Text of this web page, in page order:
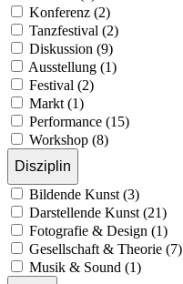
Konferenz (2)
Tanzfestival (2)
Diskussion (9)
Ausstellung (1)
Festival (2)
Markt (1)
Performance (15)
Workshop (8)
Disziplin
Bildende Kunst (3)
Darstellende Kunst (21)
Fotografie & Design (1)
Gesellschaft & Theorie (7)
Musik & Sound (1)